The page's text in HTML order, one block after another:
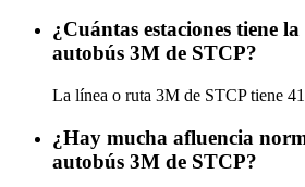
¿Cuántas estaciones tiene
autobús 3M de STCP?
La línea o ruta 3M de STCP tiene
¿Hay mucha afluencia
autobús 3M de STCP?